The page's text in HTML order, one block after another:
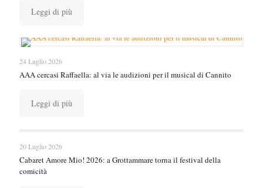
Leggi di più
24 Luglio 2026
AAA cercasi Raffaella: al via le audizioni per il musical di Cannito
Leggi di più
20 Luglio 2026
Cabaret Amore Mio! 2026: a Grottammare torna il festival della
comicità